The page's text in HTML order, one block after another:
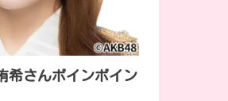
希さんボインボイン